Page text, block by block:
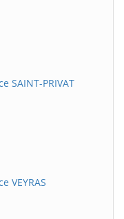
SAINT-PRIVAT
VEYRAS